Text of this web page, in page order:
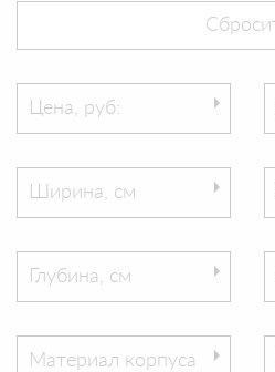
Цена, руб:
Ширина, см
Глубина, см
Материал корпуса